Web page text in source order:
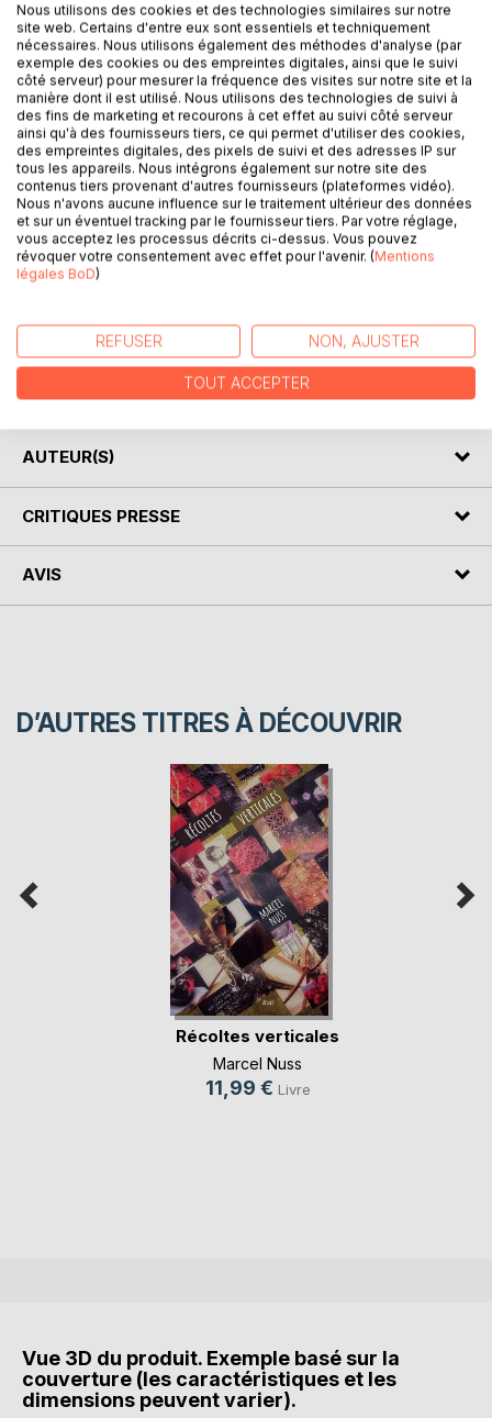
Les chemins d'Euterpe est une invitation à suivre la voie du
rêve de Marcel Nuss, à écouter la mélodie de ses
rencontres au fil des soubresauts de son coeur.
C'est parce que Marcel Nuss est infiniment respectueux
de votre monde qu'il vous offre d'abord la porte de ses
rêves.
D'un corps souffrant, déchiré de paradoxes, tant "rempli"
d'obsession d'amour que d'obsession de mort, chante un
récit sans déni, les yeux grands ouverts et la conscience
bien présente.
Avide de vivre et d'aimer, rêvant de rêver et d'être aimé, il
aimant, attentif, inquiet, affolé, comme un enfant qui rejoint
le jeu dont la seule espérance est la partage.
Ne manquez pas son coup de plume lorsqu'il dessine la
douceur du ventre maternel sur un chemin de lettres.
AUTEUR(S)
CRITIQUES PRESSE
AVIS
D’AUTRES TITRES À DÉCOUVRIR
Récoltes verticales
Marcel Nuss
11,99 € Livre
Vue 3D du produit. Exemple basé sur la
couverture (les caractéristiques et les
dimensions peuvent varier).
Nous utilisons des cookies et des technologies similaires sur notre
site web. Certains d'entre eux sont essentiels et techniquement
nécessaires. Nous utilisons également des méthodes d'analyse (par
exemple des cookies ou des empreintes digitales, ainsi que le suivi
côté serveur) pour mesurer la fréquence des visites sur notre site et la
manière dont il est utilisé. Nous utilisons des technologies de suivi à
des fins de marketing et recourons à cet effet au suivi côté serveur
ainsi qu'à des fournisseurs tiers, ce qui permet d'utiliser des cookies,
des empreintes digitales, des pixels de suivi et des adresses IP sur
tous les appareils. Nous intégrons également sur notre site des
contenus tiers provenant d'autres fournisseurs (plateformes vidéo).
Nous n'avons aucune influence sur le traitement ultérieur des données
et sur un éventuel tracking par le fournisseur tiers. Par votre réglage,
vous acceptez les processus décrits ci-dessus. Vous pouvez
révoquer votre consentement avec effet pour l'avenir. (Mentions
légales BoD)
REFUSER NON, AJUSTER
TOUT ACCEPTER